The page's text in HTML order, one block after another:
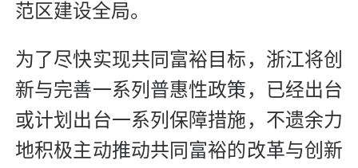
范区建设全局。
为了尽快实现共同富裕目标，浙江将创
新与完善一系列普惠性政策，已经出台
或计划出台一系列保障措施，不遗余力
地积极主动推动共同富裕的改革与创新